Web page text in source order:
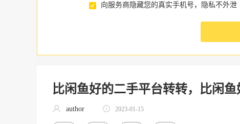
向服务商隐藏您的真实手机号，隐私不外泄
比闲鱼好的二手平台转转，比闲
author 2023-01-15